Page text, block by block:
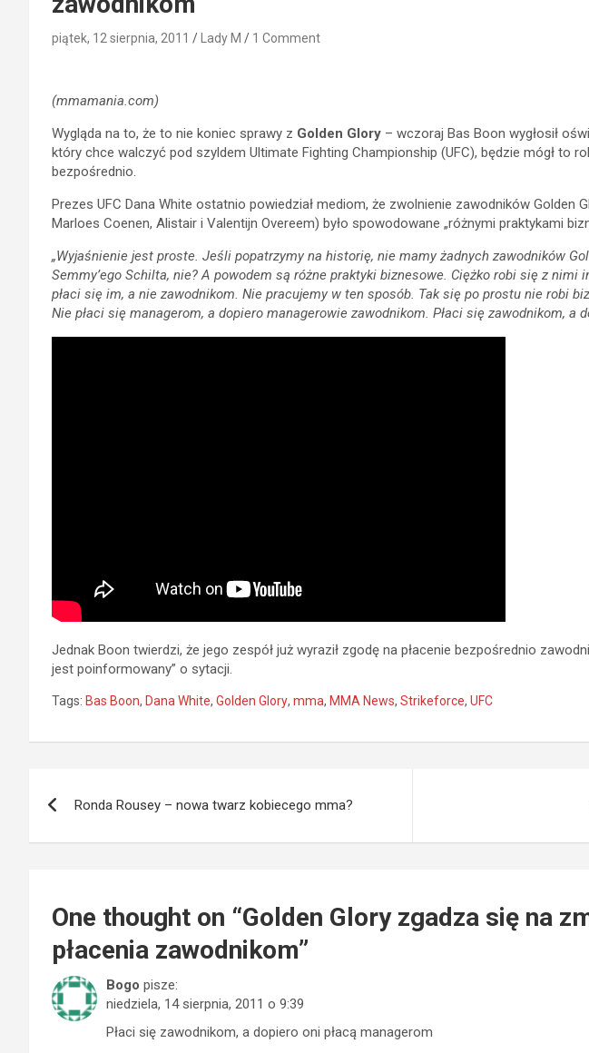
piątek, 12 sierpnia, 2011 Lady M 1 Comment
(mmamania.com)
Wygląda na to, że to nie koniec sprawy z Golden Glory – wczoraj Bas Boon wygłosił
który chce walczyć pod szyldem Ultimate Fighting Championship (UFC), będzie mógł to
bezpośrednio.
Prezes UFC Dana White ostatnio powiedział mediom, że zwolnienie zawodników Golden
Marloes Coenen, Alistair i Valentijn Overeem) było spowodowane „różnymi praktykami
„Wyjaśnienie jest proste. Jeśli popatrzymy na historię, nie mamy żadnych zawodników
Semmy’ego Schilta, nie? A powodem są różne praktyki biznesowe. Ciężko robi się z nimi
płaci się im, a nie zawodnikom. Nie pracujemy w ten sposób. Tak się po prostu nie robi
Nie płaci się managerom, a dopiero managerowie zawodnikom. Płaci się zawodnikom, a
Jednak Boon twierdzi, że jego zespół już wyraził zgodę na płacenie bezpośrednio
jest poinformowany” o sytacji.
Tags: Bas Boon, Dana White, Golden Glory, mma, MMA News, Strikeforce, UFC
wpisu
Ronda Rousey – nowa twarz kobiecego mma?
One thought on “Golden Glory zgadza się na
płacenia zawodnikom”
Bogo pisze:
niedziela, 14 sierpnia, 2011 o 9:39
Płaci się zawodnikom, a dopiero oni płacą managerom